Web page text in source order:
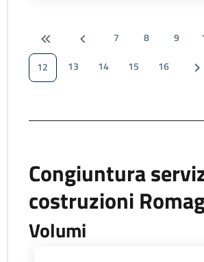
7 8 9
12
13 14 15 16
Congiuntura
costruzioni
Volumi